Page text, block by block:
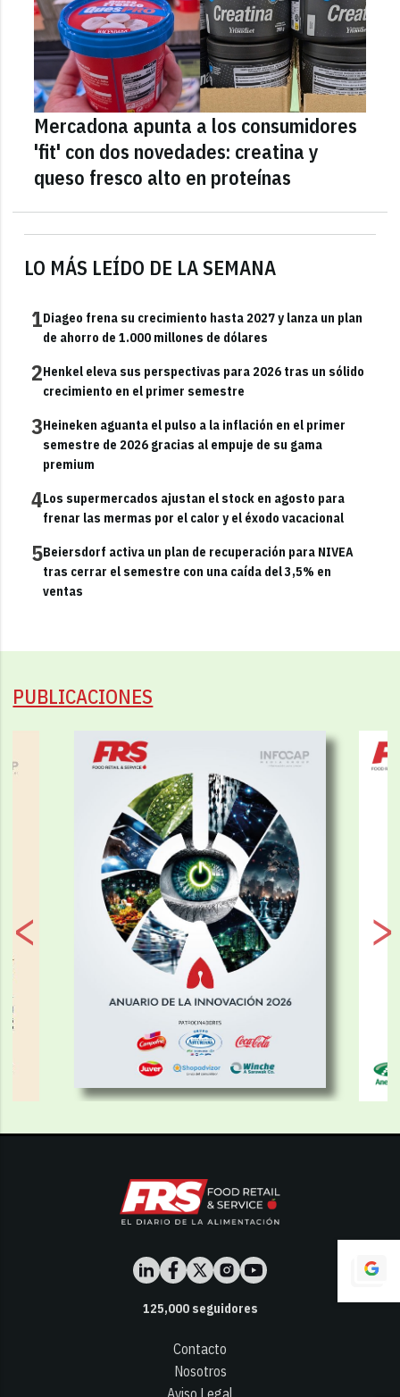
LO MÁS LEÍDO DE LA SEMANA
1Diageo frena su crecimiento hasta 2027 y lanza un plan
de ahorro de 1.000 millones de dólares
2Henkel eleva sus perspectivas para 2026 tras un sólido
crecimiento en el primer semestre
3Heineken aguanta el pulso a la inflación en el primer
semestre de 2026 gracias al empuje de su gama
premium
4Los supermercados ajustan el stock en agosto para
frenar las mermas por el calor y el éxodo vacacional
5Beiersdorf activa un plan de recuperación para NIVEA
tras cerrar el semestre con una caída del 3,5% en
ventas
Mercadona apunta a los consumidores
'fit' con dos novedades: creatina y
queso fresco alto en proteínas
PUBLICACIONES
125,000seguidores
Contacto
Nosotros
Aviso Legal